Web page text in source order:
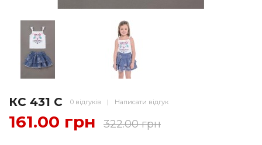
КС 431 С 0 відгуків | Написати відгук
161.00 грн 322.00 грн